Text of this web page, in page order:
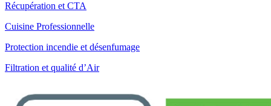
Récupération et CTA
Cuisine Professionnelle
Protection incendie et désenfumage
Filtration et qualité d’Air